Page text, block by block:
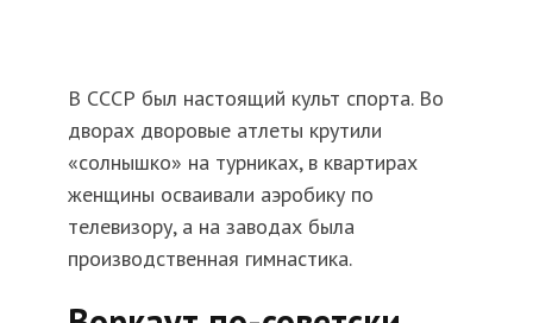
В СССР был настоящий культ спорта. Во
дворах дворовые атлеты крутили
«солнышко» на турниках, в квартирах
женщины осваивали аэробику по
телевизору, а на заводах была
производственная гимнастика.